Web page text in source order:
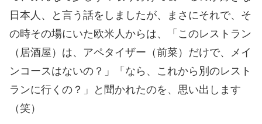
日本人、と言う話をしましたが、まさにそれで、そ
の時その場にいた欧米人からは、「このレストラン
（居酒屋）は、アペタイザー（前菜）だけで、メイ
ンコースはないの？」「なら、これから別のレスト
ランに行くの？」と聞かれたのを、思い出します
（笑）